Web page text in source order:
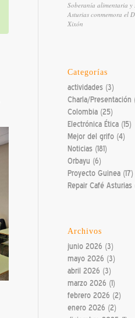
Soberanía alimentaria
Asturias conmemora el
Xixón
Categorías
actividades (3)
Charla/Presentación
Colombia (25)
Electrónica Ética (15)
Mejor del grifo (4)
Noticias (181)
Orbayu (6)
Proyecto Guinea (17)
Repair Café Asturias
Archivos
junio 2026 (3)
mayo 2026 (3)
abril 2026 (3)
marzo 2026 (1)
febrero 2026 (2)
enero 2026 (2)